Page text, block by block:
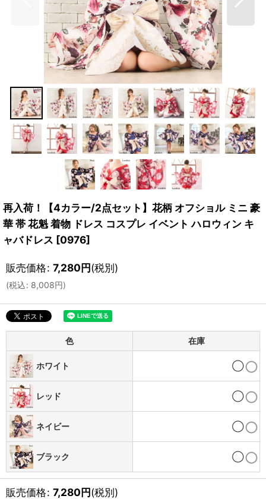
再入荷！【4カラー/2点セット】花柄 オフショル ミニ 豪
華 帯 花魁 着物 ドレス コスプレ イベント ハロウィン キ
ャバドレス [0976]
販売価格: 7,280円(税別)
(税込: 8,008円)
色 在庫
ホワイト ◯
レッド ◯
ネイビー ◯
ブラック ◯
販売価格: 7,280円(税別)